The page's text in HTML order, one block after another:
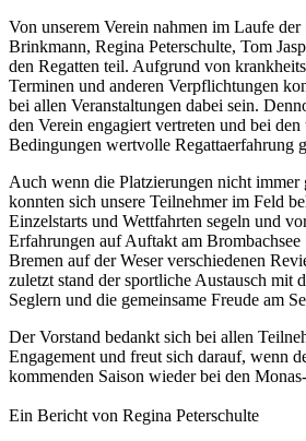
Von unserem Verein nahmen im Laufe
Brinkmann, Regina Peterschulte, Tom
den Regatten teil. Aufgrund von
Terminen und anderen Verpflichtungen
bei allen Veranstaltungen dabei sein.
den Verein engagiert vertreten und bei
Bedingungen wertvolle Regattaerfahrung
Auch wenn die Platzierungen nicht immer
konnten sich unsere Teilnehmer im Feld
Einzelstarts und Wettfahrten segeln und
Erfahrungen auf Auftakt am Brombachsee
Bremen auf der Weser verschiedenen
zuletzt stand der sportliche Austausch mit
Seglern und die gemeinsame Freude am
Der Vorstand bedankt sich bei allen
Engagement und freut sich darauf, wenn
kommenden Saison wieder bei den
Ein Bericht von Regina Peterschulte